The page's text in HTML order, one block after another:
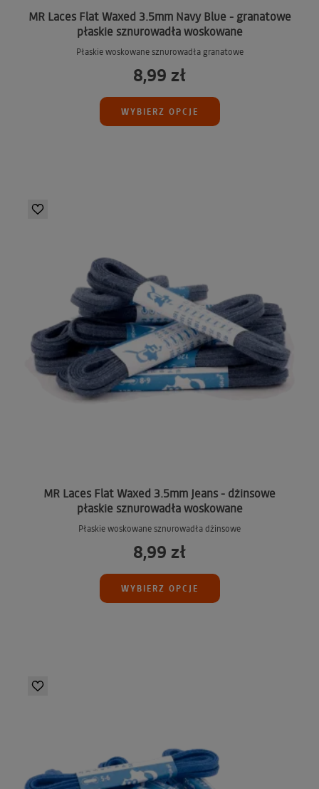
MR Laces Flat Waxed 3.5mm Navy Blue - granatowe
płaskie sznurowadła woskowane
Płaskie woskowane sznurowadła granatowe
8,99 zł
WYBIERZ OPCJE
MR Laces Flat Waxed 3.5mm Jeans - dżinsowe
płaskie sznurowadła woskowane
Płaskie woskowane sznurowadła dżinsowe
8,99 zł
WYBIERZ OPCJE